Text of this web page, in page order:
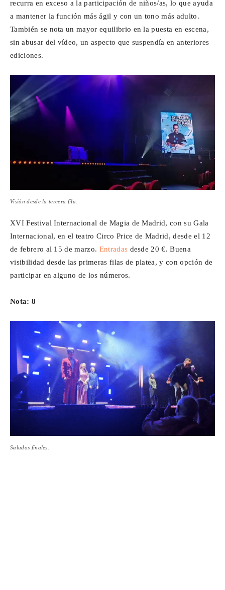
recurra en exceso a la participación de niños/as, lo que ayuda
a mantener la función más ágil y con un tono más adulto.
También se nota un mayor equilibrio en la puesta en escena,
sin abusar del vídeo, un aspecto que suspendía en anteriores
ediciones.
Visión desde la tercera fila.
XVI Festival Internacional de Magia de Madrid, con su Gala
Internacional, en el teatro Circo Price de Madrid, desde el 12
de febrero al 15 de marzo. Entradas desde 20 €. Buena
visibilidad desde las primeras filas de platea, y con opción de
participar en alguno de los números.
Nota: 8
Saludos finales.